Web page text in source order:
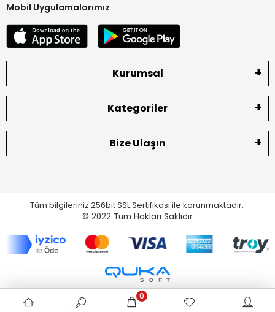
Mobil Uygulamalarımız
Kurumsal
Kategoriler
Bize Ulaşın
Tüm bilgileriniz 256bit SSL Sertifikası ile korunmaktadır.
© 2022 Tüm Hakları Saklıdır
0